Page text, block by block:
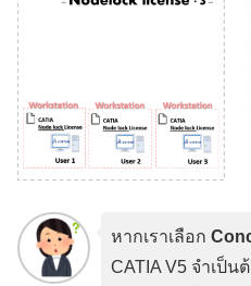
หากเราเลือก
CATIA V5 จำเป็น